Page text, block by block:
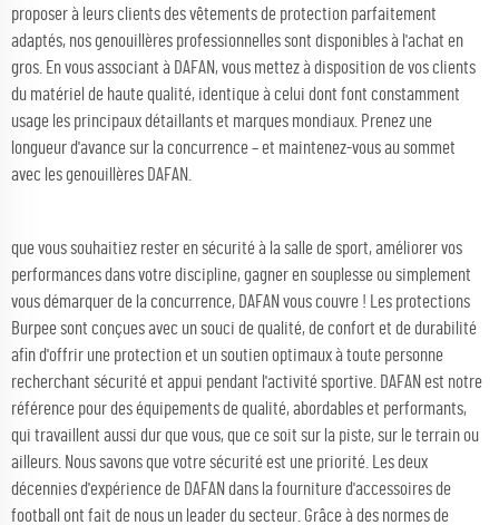
proposer à leurs clients des vêtements de protection parfaitement
adaptés, nos genouillères professionnelles sont disponibles à l'achat en
gros. En vous associant à DAFAN, vous mettez à disposition de vos clients
du matériel de haute qualité, identique à celui dont font constamment
usage les principaux détaillants et marques mondiaux. Prenez une
longueur d'avance sur la concurrence – et maintenez-vous au sommet
avec les genouillères DAFAN.
que vous souhaitiez rester en sécurité à la salle de sport, améliorer vos
performances dans votre discipline, gagner en souplesse ou simplement
vous démarquer de la concurrence, DAFAN vous couvre ! Les protections
Burpee sont conçues avec un souci de qualité, de confort et de durabilité
afin d'offrir une protection et un soutien optimaux à toute personne
recherchant sécurité et appui pendant l'activité sportive. DAFAN est notre
référence pour des équipements de qualité, abordables et performants,
qui travaillent aussi dur que vous, que ce soit sur la piste, sur le terrain ou
ailleurs. Nous savons que votre sécurité est une priorité. Les deux
décennies d'expérience de DAFAN dans la fourniture d'accessoires de
football ont fait de nous un leader du secteur. Grâce à des normes de